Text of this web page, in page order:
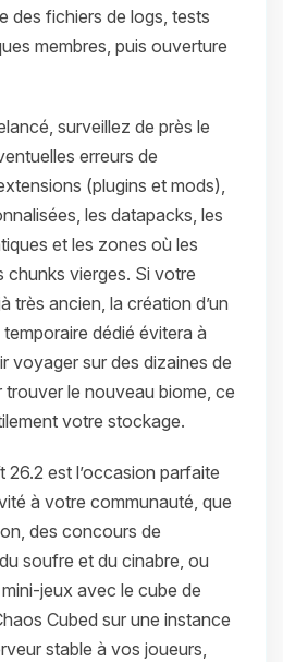
des fichiers de logs, tests
membres, puis ouverture
surveillez de près le
erreurs de
(plugins et mods),
les datapacks, les
et les zones où les
chunks vierges. Si votre
très ancien, la création d’un
dédié évitera à
voyager sur des dizaines de
trouver le nouveau biome, ce
votre stockage.
26.2 est l’occasion parfaite
à votre communauté, que
des concours de
soufre et du cinabre, ou
jeux avec le cube de
Cubed sur une instance
stable à vos joueurs,